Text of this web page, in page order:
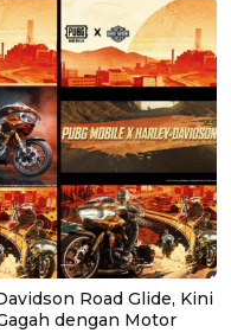
Road Glide, Kini
dengan Motor